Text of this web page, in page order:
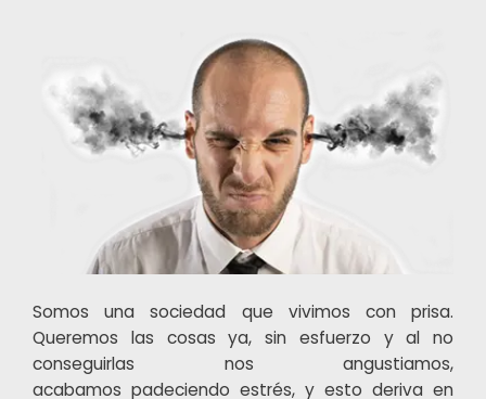
Somos una sociedad que vivimos con prisa.
Queremos las cosas ya, sin esfuerzo y al no
conseguirlas nos angustiamos,
acabamos padeciendo estrés, y esto deriva en